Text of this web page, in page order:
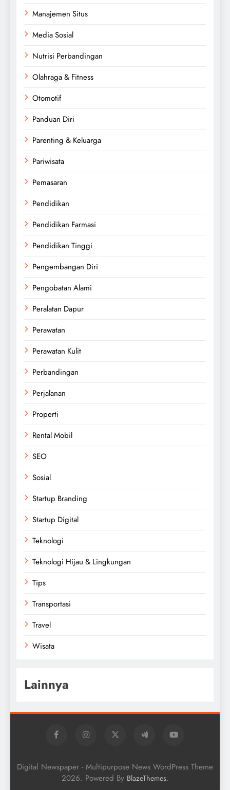
Manajemen Situs
Media Sosial
Nutrisi Perbandingan
Olahraga & Fitness
Otomotif
Panduan Diri
Parenting & Keluarga
Pariwisata
Pemasaran
Pendidikan
Pendidikan Farmasi
Pendidikan Tinggi
Pengembangan Diri
Pengobatan Alami
Peralatan Dapur
Perawatan
Perawatan Kulit
Perbandingan
Perjalanan
Properti
Rental Mobil
SEO
Sosial
Startup Branding
Startup Digital
Teknologi
Teknologi Hijau & Lingkungan
Tips
Transportasi
Travel
Wisata
Lainnya
Digital Newspaper - Multipurpose News WordPress Theme
2026. Powered By BlazeThemes.